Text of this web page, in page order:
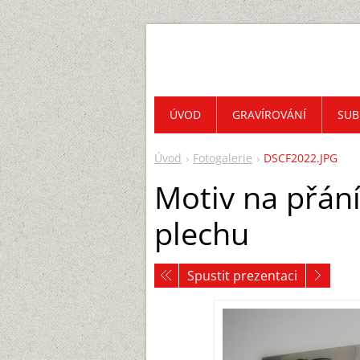
Úvod Fotogalerie DSCF2022.JPG
Motiv na
plechu
Spustit prezentaci
ÚVOD GRAVÍROVÁNÍ